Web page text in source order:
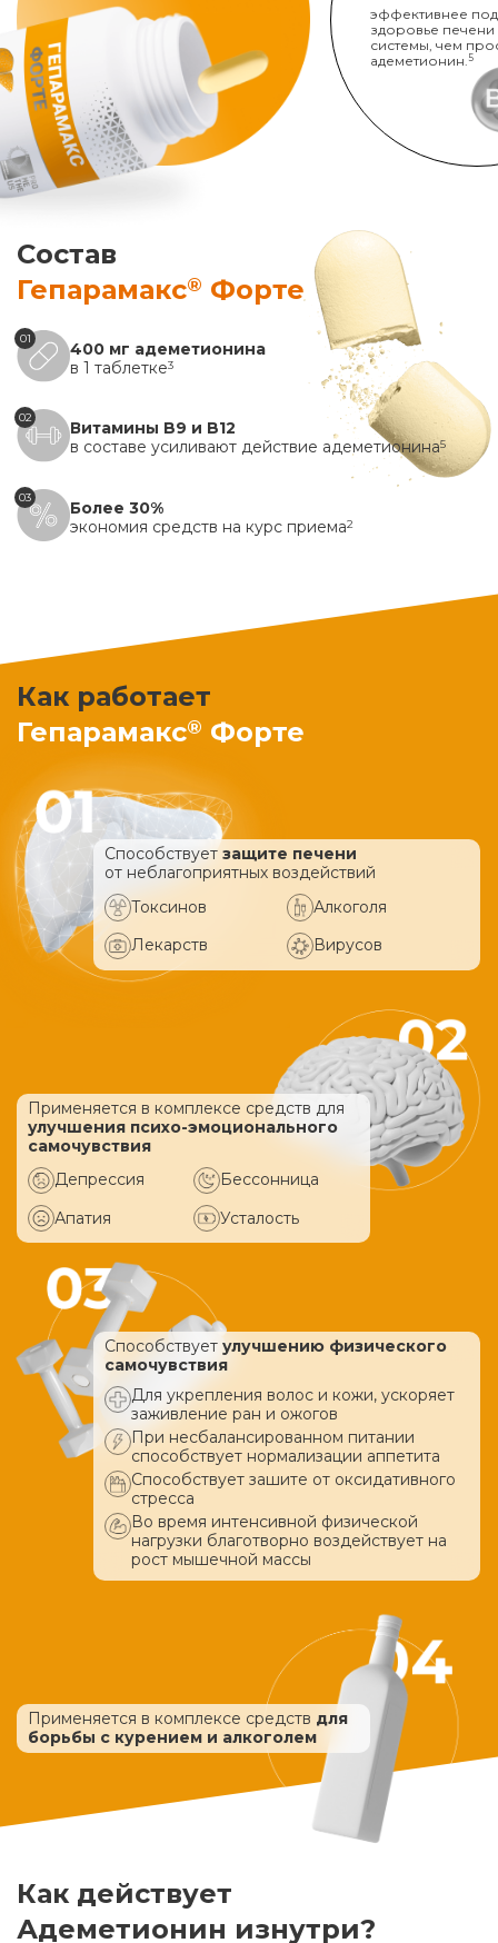
эффективнее
здоровье печени
системы, чем
адеметионин. 5
Состав
Гепарамакс® Форте
01
400 мг адеметионина
в 1 таблетке3
02
Витамины B9 и B12
в составе усиливают действие адеметионина5
03
Более 30%
экономия средств на курс приема2
Как работает
Гепарамакс® Форте
Способствует защите печени
от неблагоприятных воздействий
Токсинов
Алкоголя
Лекарств
Вирусов
Применяется в комплексе средств для
улучшения психо-эмоционального
самочувствия
Депрессия
Бессонница
Апатия
Усталость
Способствует улучшению физического
самочувствия
Для укрепления волос и кожи, ускоряет
заживление ран и ожогов
При несбалансированном питании
способствует нормализации аппетита
Способствует зашите от оксидативного
стресса
Во время интенсивной физической
нагрузки благотворно воздействует на
рост мышечной массы
Применяется в комплексе средств для
борьбы с курением и алкоголем
Как действует
Адеметионин изнутри?